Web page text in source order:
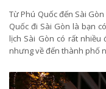
Từ Phú Quốc đến Sài
Quốc đi Sài Gòn là bạn
lịch Sài Gòn có rất
nhưng về đến thành phố